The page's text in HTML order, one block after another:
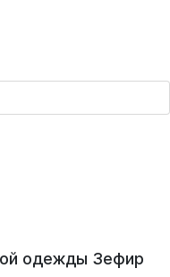
одежды Зефир